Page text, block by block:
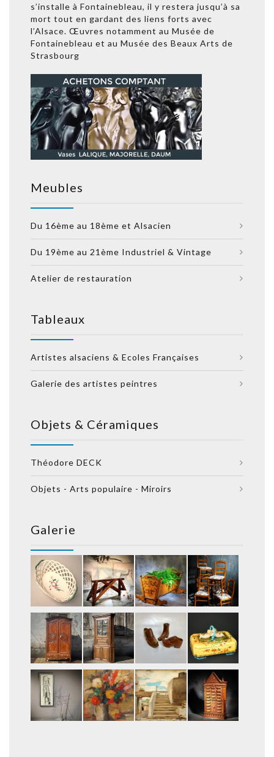
s’installe à Fontainebleau, il y restera jusqu’à sa
mort tout en gardant des liens forts avec
l’Alsace. Œuvres notamment au Musée de
Fontainebleau et au Musée des Beaux Arts de
Strasbourg
Meubles
Du 16ème au 18ème et Alsacien
Du 19ème au 21ème Industriel & Vintage
Atelier de restauration
Tableaux
Artistes alsaciens & Ecoles Françaises
Galerie des artistes peintres
Objets & Céramiques
Théodore DECK
Objets - Arts populaire - Miroirs
Galerie